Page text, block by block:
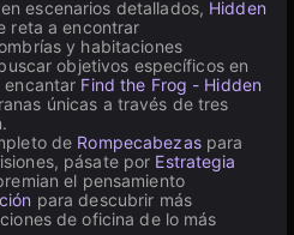
escenarios detallados, Hidden
reta a encontrar
y habitaciones
objetivos específicos en
encantar Find the Frog - Hidden
únicas a través de tres
de Rompecabezaspara
pásate por Estrategia
el pensamiento
para descubrir más
de oficina de lo más